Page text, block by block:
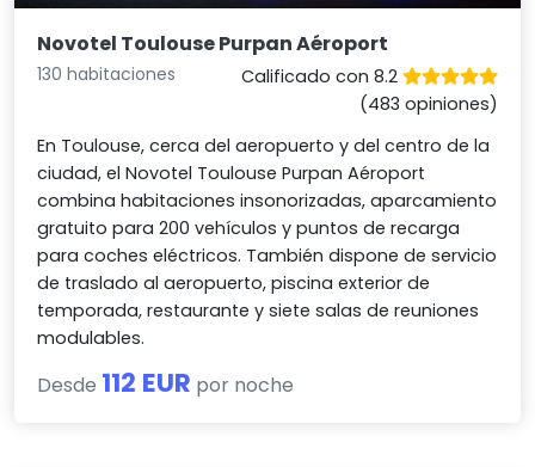
Novotel Toulouse Purpan Aéroport
130 habitaciones
Calificado con 8.2
(483 opiniones)
En Toulouse, cerca del aeropuerto y del centro de la
ciudad, el Novotel Toulouse Purpan Aéroport
combina habitaciones insonorizadas, aparcamiento
gratuito para 200 vehículos y puntos de recarga
para coches eléctricos. También dispone de servicio
de traslado al aeropuerto, piscina exterior de
temporada, restaurante y siete salas de reuniones
modulables.
Desde 112 EUR por noche